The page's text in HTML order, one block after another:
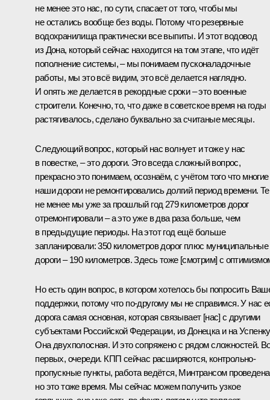
не менее это нас, по сути, спасает от того, чтобы мы
не остались вообще без воды. Потому что резервные
водохранилища практически все выпиты. И этот водовод
из Дона, который сейчас находится на том этапе, что идёт
пополнение системы, – мы понимаем пусконаладочные
работы, мы это всё видим, это всё делается наглядно.
И опять же делается в рекордные сроки – это военные
строители. Конечно, то, что даже в советское время на годы
растягивалось, сделано буквально за считаные месяцы.
Следующий вопрос, который нас волнует и тоже у нас
в повестке, – это дороги. Это всегда сложный вопрос,
прекрасно это понимаем, осознаём, с учётом того что многие
наши дороги не ремонтировались долгий период времени.
не менее мы уже за прошлый год 279 километров дорог
отремонтировали – а это уже в два раза больше, чем
в предыдущие периоды. На этот год ещё больше
запланировали: 350 километров дорог плюс муниципальные
дороги – 190 километров. Здесь тоже [смотрим] с
Но есть один вопрос, в котором хотелось бы попросить
поддержки, потому что по-другому мы не справимся. У нас
дорога самая основная, которая связывает [нас] с другими
субъектами Российской Федерации, из Донецка и на
Она двухполосная. И это сопряжено с рядом сложностей.
первых, очереди. КПП сейчас расширяются, контрольно-
пропускные пункты, работа ведётся, Минтрансом
но это тоже время. Мы сейчас можем получить узкое